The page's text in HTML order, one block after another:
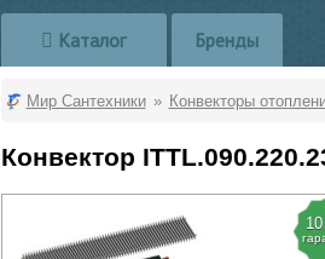
Каталог Бренды
Мир Сантехники Конвекторы
Конвектор